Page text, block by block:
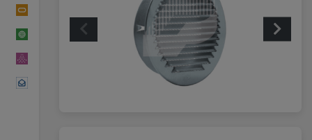
Conducte Flexible